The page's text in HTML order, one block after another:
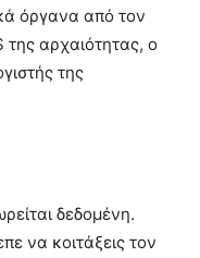
όργανα από τον
αρχαιότητας, ο
της
δεδομένη.
να κοιτάξεις τον